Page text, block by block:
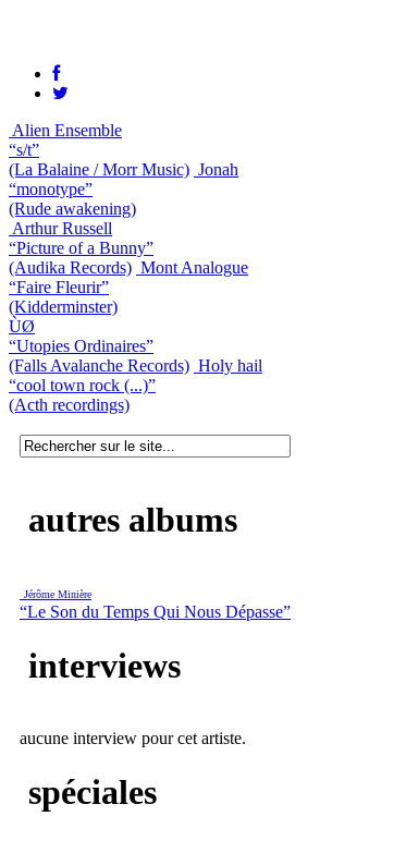
Alien Ensemble
“s/t”
(La Balaine / Morr Music) Jonah
“monotype”
(Rude awakening)
Arthur Russell
“Picture of a Bunny”
(Audika Records) Mont Analogue
“Faire Fleurir”
(Kidderminster)
ÙØ
“Utopies Ordinaires”
(Falls Avalanche Records) Holy hail
“cool town rock (...)”
(Acth recordings)
autres albums
Jérôme Minière
“Le Son du Temps Qui Nous Dépasse”
interviews
aucune interview pour cet artiste.
spéciales